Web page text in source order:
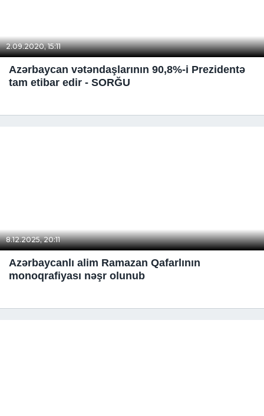
2.09.2020, 15:11
Azərbaycan vətəndaşlarının 90,8%-i Prezidentə
tam etibar edir - SORĞU
8.12.2025, 20:11
Azərbaycanlı alim Ramazan Qafarlının
monoqrafiyası nəşr olunub